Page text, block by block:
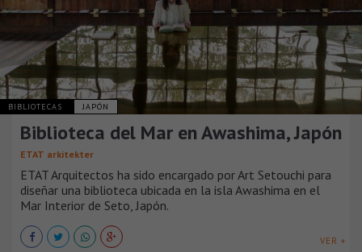
BIBLIOTECAS JAPÓN
Biblioteca del Mar en Awashima, Japón
ETAT arkitekter
ETAT Arquitectos ha sido encargado por Art Setouchi para
diseñar una biblioteca ubicada en la isla Awashima en el
Mar Interior de Seto, Japón.
VER +